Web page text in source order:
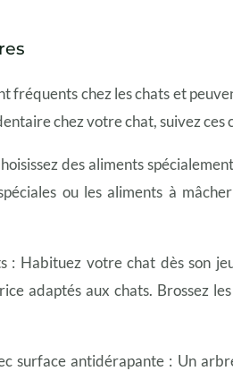
fréquents chez les chats et
chez votre chat, suivez ces
des aliments
ou les aliments à
: Habituez votre chat dès son
adaptés aux chats. Brossez
surface antidérapante : Un